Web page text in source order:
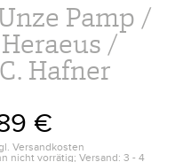
Pamp /
/
Hafner
€
Versandkosten
nicht vorrätig; Versand: 3 - 4